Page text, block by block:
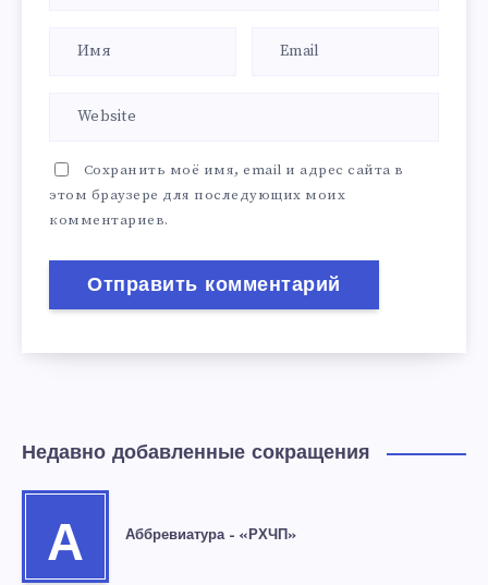
Сохранить моё имя, email и адрес сайта в
этом браузере для последующих моих
комментариев.
Недавно добавленные сокращения
А Аббревиатура – «РХЧП»